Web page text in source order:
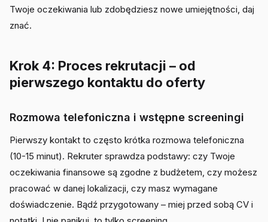
Twoje oczekiwania lub zdobędziesz nowe umiejętności, daj
znać.
Krok 4: Proces rekrutacji – od
pierwszego kontaktu do oferty
Rozmowa telefoniczna i wstępne screeningi
Pierwszy kontakt to często krótka rozmowa telefoniczna
(10-15 minut). Rekruter sprawdza podstawy: czy Twoje
oczekiwania finansowe są zgodne z budżetem, czy możesz
pracować w danej lokalizacji, czy masz wymagane
doświadczenie. Bądź przygotowany – miej przed sobą CV i